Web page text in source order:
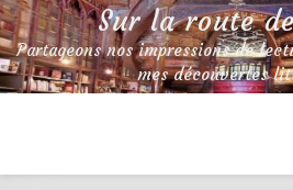
Skip
to
content
Sur la route
Partageons nos impressions de
mes découvertes